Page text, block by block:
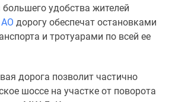
удобства жителей
АО дорогу обеспечат остановками
и тротуарами по всей ее
дорога позволит частично
шоссе на участке от поворота